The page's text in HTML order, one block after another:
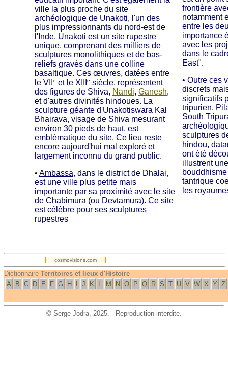
ville la plus proche du site
archéologique de Unakoti, l'un des
plus impressionnants du nord-est de
l'Inde. Unakoti est un site rupestre
unique, comprenant des milliers de
sculptures monolithiques et de bas-
reliefs gravés dans une colline
basaltique. Ces œuvres, datées entre
le VII
e et le XIII e siècle, représentent
des figures de Shiva, Nandi, Ganesh,
et d'autres divinités hindoues. La
sculpture géante d'Unakotiswara Kal
Bhairava, visage de Shiva mesurant
environ 30 pieds de haut, est
emblématique du site. Ce lieu reste
encore aujourd'hui mal exploré et
largement inconnu du grand public.
• Ambassa, dans le district de Dhalai,
est une ville plus petite mais
importante par sa proximité avec le site
de Chabimura (ou Devtamura). Ce site
est célèbre pour ses sculptures
rupestres
frontière
notamment
entre les
importance
avec les
dans le
East".
• Outre ces
discrets
significatifs
tripurien.
South
sculptures
hindou,
ont été
illustrent
tantrique
les
.
cosmovisions.com
Dictionnaire Territoires et lieux d'Histoire
A
B C D E F G H J K L M N O P Q R S T U V W X Y Z
© Serge Jodra, 2025. - Reproduction interdite.